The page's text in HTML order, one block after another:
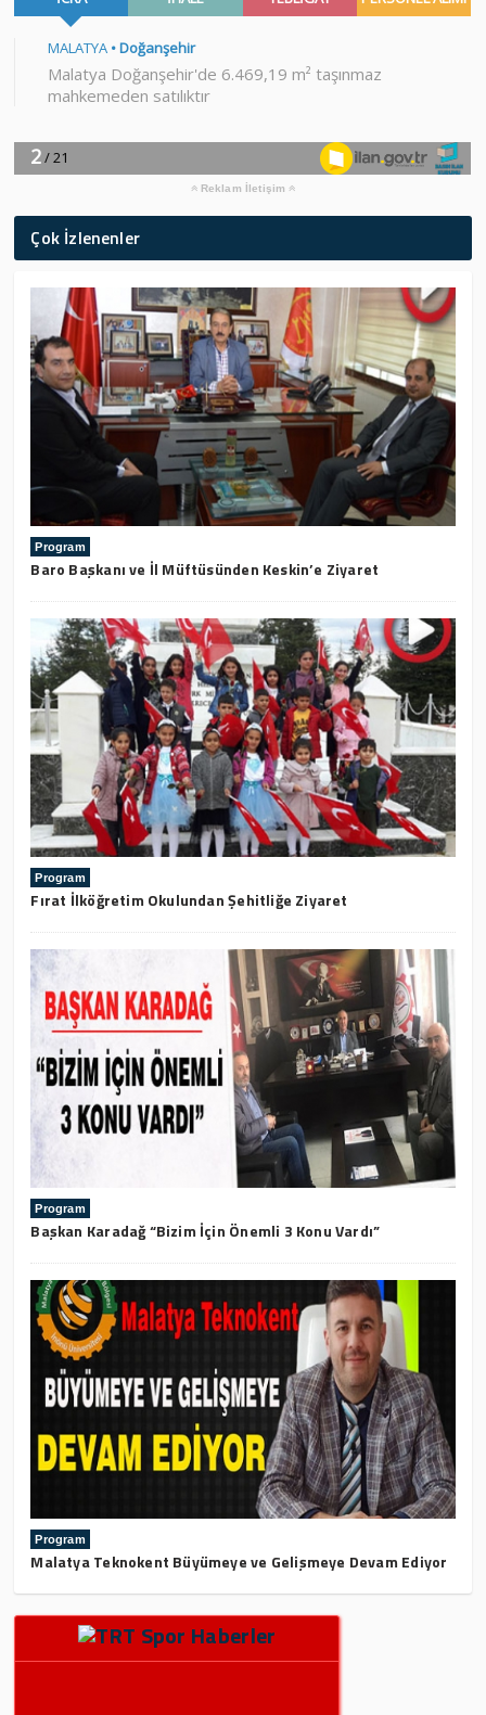
Reklam İletişim
Çok İzlenenler
Program
Baro Başkanı ve İl Müftüsünden Keskin’e Ziyaret
Program
Fırat İlköğretim Okulundan Şehitliğe Ziyaret
Program
Başkan Karadağ “Bizim İçin Önemli 3 Konu Vardı”
Program
Malatya Teknokent Büyümeye ve Gelişmeye Devam Ediyor